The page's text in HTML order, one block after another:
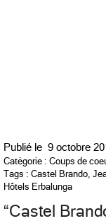
Publié le 9 octobre
Catégorie : Coups de
Tags : Castel Brando,
Hôtels Erbalunga
“Castel